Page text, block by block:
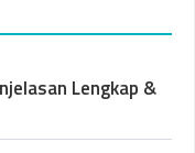
Lengkap &